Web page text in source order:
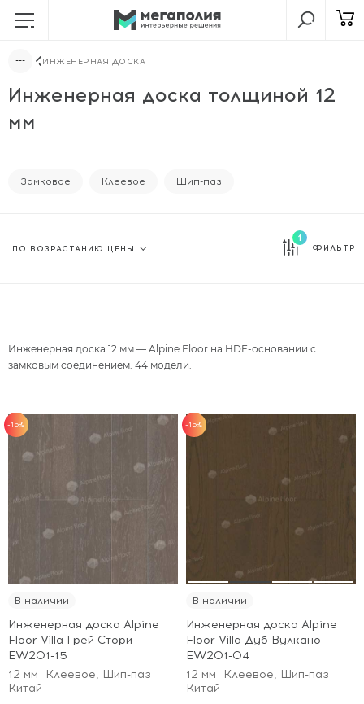
ИНЖЕНЕРНАЯ ДОСКА
Инженерная доска толщиной 12
мм
Замковое Клеевое Шип-паз
1
ФИЛЬТР
Инженерная доска 12 мм — Alpine Floor на HDF-основании с
замковым соединением. 44 модели.
-15%
В наличии
Инженерная доска Alpine
Floor Villa Грей Стори
EW201-15
12 мм
Клеевое, Шип-паз
Китай
-15%
В наличии
Инженерная доска Alpine
Floor Villa Дуб Вулкано
EW201-04
12 мм
Клеевое, Шип-паз
Китай